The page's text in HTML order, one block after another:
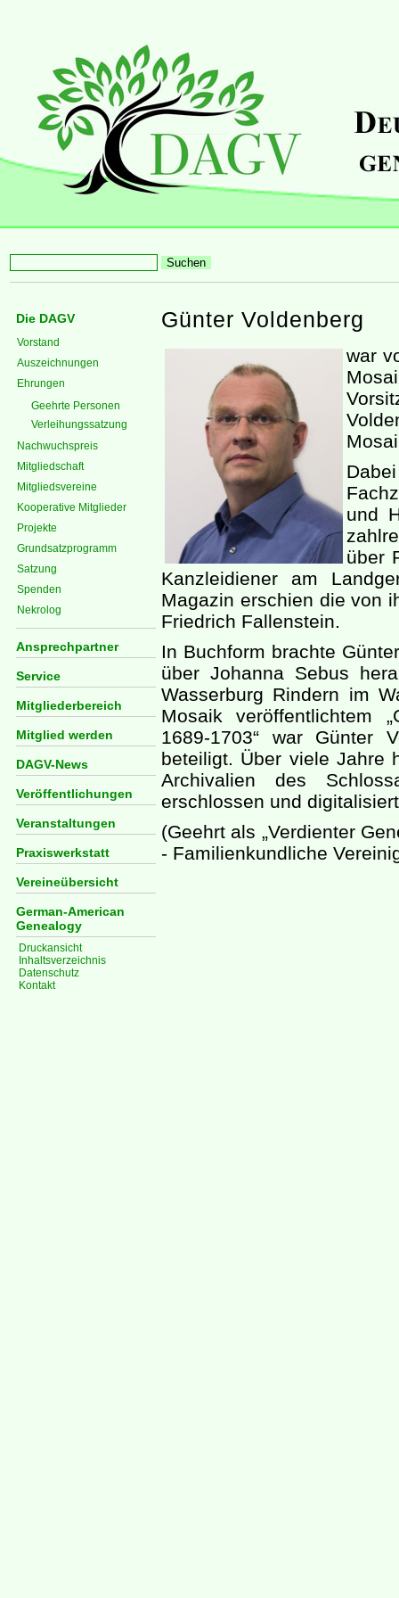
Die DAGV
Vorstand
Auszeichnungen
Ehrungen
Geehrte Personen
Verleihungssatzung
Nachwuchspreis
Mitgliedschaft
Mitgliedsvereine
Kooperative Mitglieder
Projekte
Grundsatzprogramm
Satzung
Spenden
Nekrolog
Ansprechpartner
Service
Mitgliederbereich
Mitglied werden
DAGV-News
Veröffentlichungen
Veranstaltungen
Praxiswerkstatt
Vereineübersicht
German-American
Genealogy
Druckansicht
Inhaltsverzeichnis
Datenschutz
Kontakt
Günter Voldenberg
war
und
über
Kanzleidiener am
Magazin erschien die von
Friedrich Fallenstein.
In Buchform brachte
über Johanna Sebus
Wasserburg Rindern im
Mosaik veröffentlichtem
1689-1703“ war Günter
beteiligt. Über viele Jahre
Archivalien des
erschlossen und
(Geehrt als „Verdienter
- Familienkundliche